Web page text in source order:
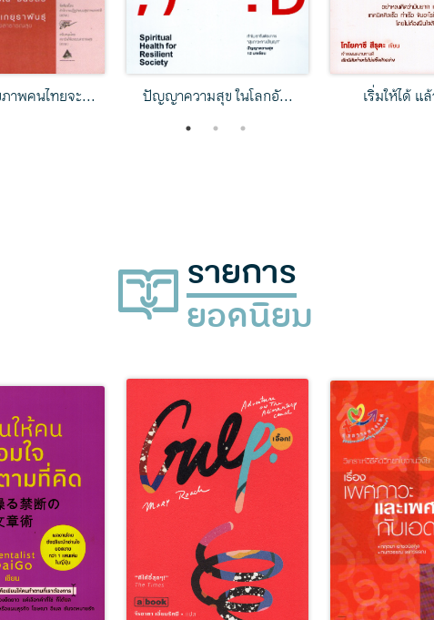
าพคนไทยจะ... ปัญญาความสุข ในโลกอั... เริ่มให้ได้ แ
1 2 3
รายการ
ยอดนิยม